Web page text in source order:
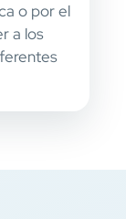
o por el
a los